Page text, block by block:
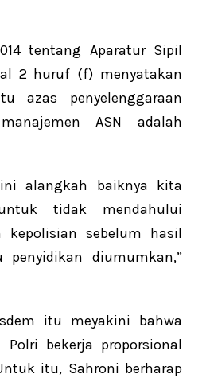
tentang Aparatur Sipil
2 huruf (f) menyatakan
azas penyelenggaraan
ASN adalah
alangkah baiknya kita
tidak mendahului
kepolisian sebelum hasil
penyidikan diumumkan,”
itu meyakini bahwa
bekerja proporsional
itu, Sahroni berharap